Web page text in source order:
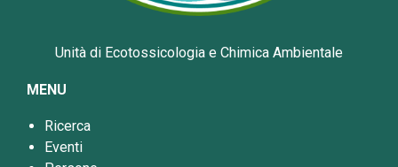
Unità di Ecotossicologia e Chimica Ambientale
MENU
Ricerca
Eventi